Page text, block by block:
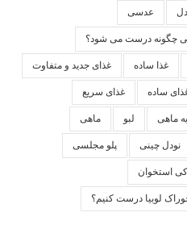
عدسی
چگونه درست می شود؟
غذا ساده غذای جدید و متفاوت
ساده غذای سریع
ماهی لبو ماهی
نودل چینی پلو مجلسی
استخوان
لوبیا درست کنیم؟